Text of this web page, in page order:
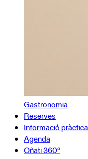
Gastronomia
Reserves
Informació pràctica
Agenda
Oñati 360º